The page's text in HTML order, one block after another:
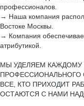
профессионалов.
→ Наша компания
Востоке Москвы.
→ Компания
атрибутикой.
МЫ УДЕЛЯЕМ КАЖДОМУ
ПРОФЕССИОНАЛЬНОГО
ВСЕ, КТО ПРИХОДИТ
ОСТАЮТСЯ С НАМИ